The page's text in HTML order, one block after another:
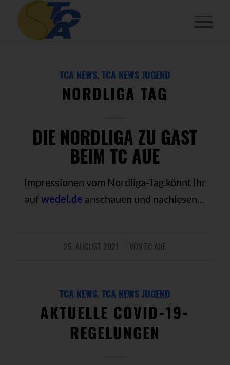
TCA NEWS, TCA NEWS JUGEND
NORDLIGA TAG
DIE NORDLIGA ZU GAST
BEIM TC AUE
Impressionen vom Nordliga-Tag könnt Ihr
aufwedel.de anschauen und nachlesen…
25. AUGUST 2021
/ VON TC AUE
TCA NEWS, TCA NEWS JUGEND
AKTUELLE COVID-19-
REGELUNGEN